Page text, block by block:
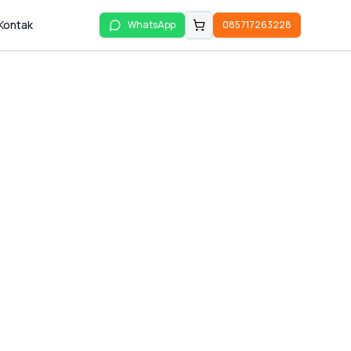
WhatsApp 085717263228